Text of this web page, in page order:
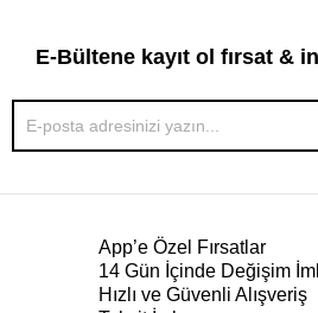
E-Bültene kayıt ol fırsat &
App’e Özel Fırsatlar
14 Gün İçinde Değişim
Hızlı ve Güvenli Alışveriş